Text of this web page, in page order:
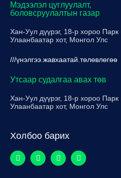
Мэдээлэл цуглуулалт,
боловсруулалтын газар
Хан-Уул дүүрэг, 18-р хороо
Улаанбаатар хот, Монгол Улс
///үнэлгээ.жавхаатай.төлөвлөгөө
Утсаар судалгаа авах төв
Хан-Уул дүүрэг, 18-р хороо
Улаанбаатар хот, Монгол Улс
Холбоо барих